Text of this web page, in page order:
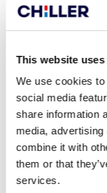
This website
We use cookies
social media
share information
media,
combine it with
them or that
services.
LUFTBEHANDLING
Chillers produktutbud
Komponenterna och
genomtänkta in i minsta
VÄRME OCH
Chillers produktutbud